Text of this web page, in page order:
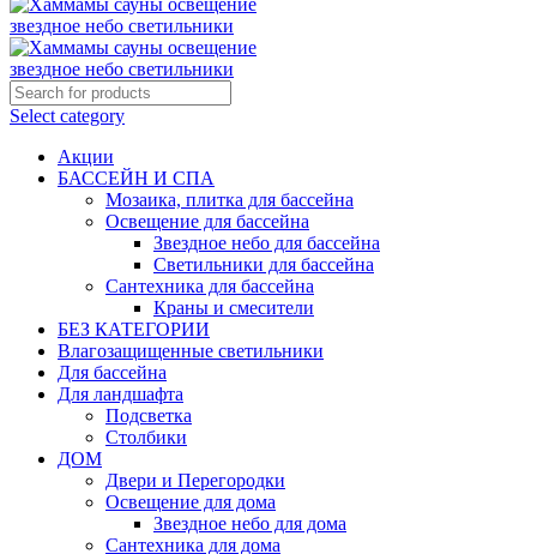
Select category
Акции
БАССЕЙН И СПА
Мозаика, плитка для бассейна
Освещение для бассейна
Звездное небо для бассейна
Светильники для бассейна
Сантехника для бассейна
Краны и смесители
БЕЗ КАТЕГОРИИ
Влагозащищенные светильники
Для бассейна
Для ландшафта
Подсветка
Столбики
ДОМ
Двери и Перегородки
Освещение для дома
Звездное небо для дома
Сантехника для дома